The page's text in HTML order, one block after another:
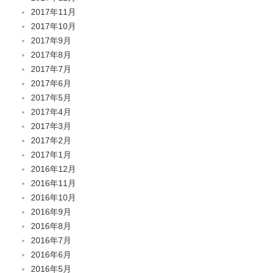
2017年11月
2017年10月
2017年9月
2017年8月
2017年7月
2017年6月
2017年5月
2017年4月
2017年3月
2017年2月
2017年1月
2016年12月
2016年11月
2016年10月
2016年9月
2016年8月
2016年7月
2016年6月
2016年5月